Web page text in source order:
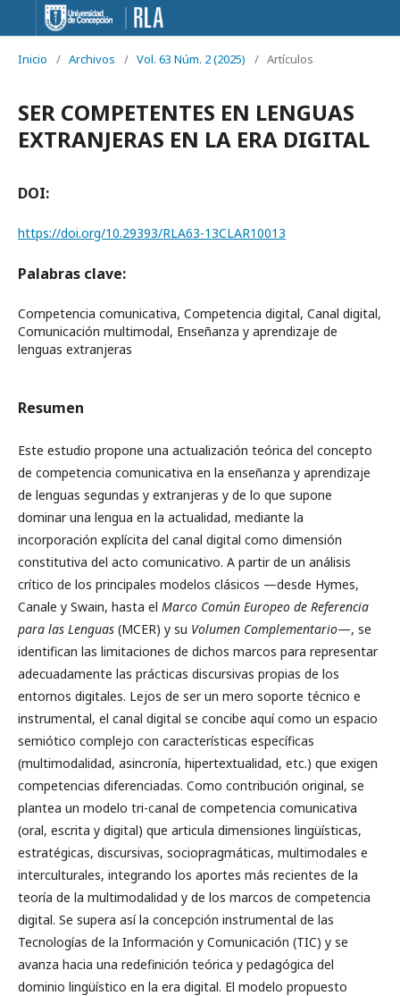
Inicio / Archivos / Vol. 63 Núm. 2 (2025) / Artículos
SER COMPETENTES EN LENGUAS
EXTRANJERAS EN LA ERA DIGITAL
DOI:
https://doi.org/10.29393/RLA63-13CLAR10013
Palabras clave:
Competencia comunicativa, Competencia digital, Canal digital,
Comunicación multimodal, Enseñanza y aprendizaje de
lenguas extranjeras
Resumen
Este estudio propone una actualización teórica del concepto
de competencia comunicativa en la enseñanza y aprendizaje
de lenguas segundas y extranjeras y de lo que supone
dominar una lengua en la actualidad, mediante la
incorporación explícita del canal digital como dimensión
constitutiva del acto comunicativo. A partir de un análisis
crítico de los principales modelos clásicos —desde Hymes,
Canale y Swain, hasta el Marco Común Europeo de Referencia
para las Lenguas (MCER) y su Volumen Complementario—, se
identifican las limitaciones de dichos marcos para representar
adecuadamente las prácticas discursivas propias de los
entornos digitales. Lejos de ser un mero soporte técnico e
instrumental, el canal digital se concibe aquí como un espacio
semiótico complejo con características específicas
(multimodalidad, asincronía, hipertextualidad, etc.) que exigen
competencias diferenciadas. Como contribución original, se
plantea un modelo tri-canal de competencia comunicativa
(oral, escrita y digital) que articula dimensiones lingüísticas,
estratégicas, discursivas, sociopragmáticas, multimodales e
interculturales, integrando los aportes más recientes de la
teoría de la multimodalidad y de los marcos de competencia
digital. Se supera así la concepción instrumental de las
Tecnologías de la Información y Comunicación (TIC) y se
avanza hacia una redefinición teórica y pedagógica del
dominio lingüístico en la era digital. El modelo propuesto